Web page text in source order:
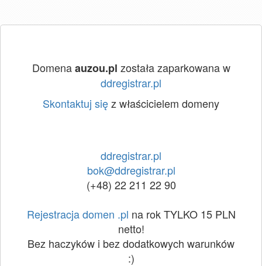
Domenaauzou.pl została zaparkowana w
ddregistrar.pl
Skontaktuj sięz właścicielem domeny
ddregistrar.pl
bok@ddregistrar.pl
(+48) 22 211 22 90
Rejestracja domen .pl na rok TYLKO 15 PLN
netto!
Bez haczyków i bez dodatkowych warunków
:)